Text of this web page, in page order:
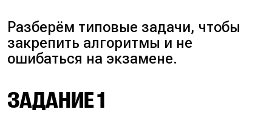
Разберём типовые задачи, чтобы
закрепить алгоритмы и не
ошибаться на экзамене.
ЗАДАНИЕ 1